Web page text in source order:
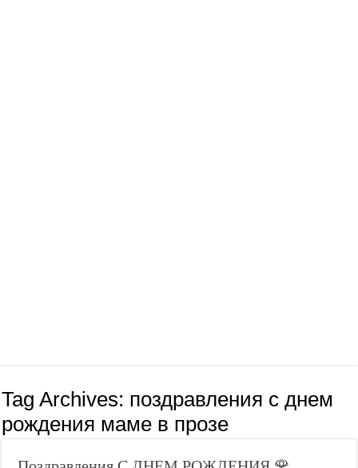
Tag Archives: поздравления с днем
рождения маме в прозе